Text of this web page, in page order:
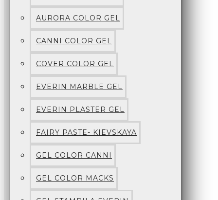
AURORA COLOR GEL
CANNI COLOR GEL
COVER COLOR GEL
EVERIN MARBLE GEL
EVERIN PLASTER GEL
FAIRY PASTE- KIEVSKAYA
GEL COLOR CANNI
GEL COLOR MACKS